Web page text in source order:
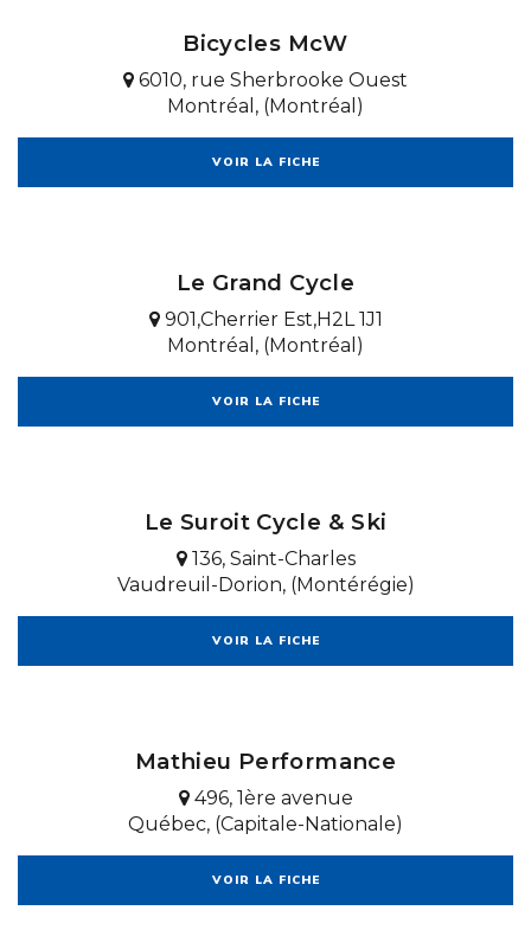
Bicycles McW
6010, rue Sherbrooke Ouest
Montréal, (Montréal)
VOIR LA FICHE
Le Grand Cycle
901,Cherrier Est,H2L 1J1
Montréal, (Montréal)
VOIR LA FICHE
Le Suroit Cycle & Ski
136, Saint-Charles
Vaudreuil-Dorion, (Montérégie)
VOIR LA FICHE
Mathieu Performance
496, 1ère avenue
Québec, (Capitale-Nationale)
VOIR LA FICHE